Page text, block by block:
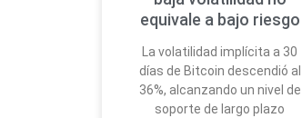
equivale a bajo riesgo
La volatilidad implícita a 30
días de Bitcoin descendió al
36%, alcanzando un nivel de
soporte de largo plazo